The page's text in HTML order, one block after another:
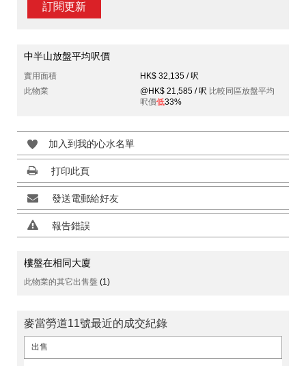
訂閱更新
中半山放盤平均呎價
實用面積
HK$ 32,135 / 呎
此物業
@HK$ 21,585 / 呎 比較同區放盤平均
呎價低33%
加入到我的心水名單
打印此頁
發送電郵給好友
報告錯誤
樓盤在相同大廈
此物業的其它出售盤 (1)
麥當勞道11號最近的成交紀錄
出售